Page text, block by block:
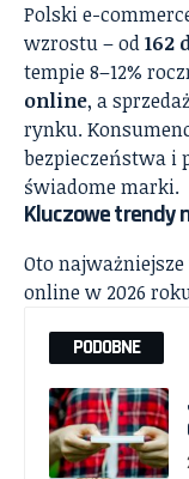
Polski e-
wzrostu – od162
tempie 8–12%
online, a
rynku.
bezpieczeństwa i
świadome marki.
Kluczowe trendy
Oto
online w 2026
PODOBNE